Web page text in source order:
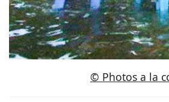
© Photos a la